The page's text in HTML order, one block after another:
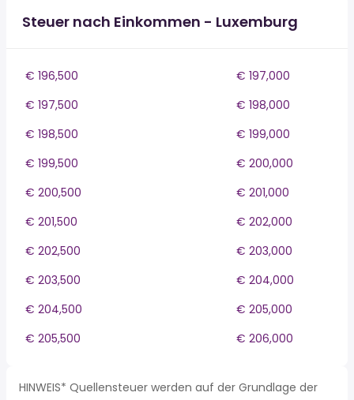
Steuer nach Einkommen - Luxemburg
€ 196,500
€ 197,000
€ 197,500
€ 198,000
€ 198,500
€ 199,000
€ 199,500
€ 200,000
€ 200,500
€ 201,000
€ 201,500
€ 202,000
€ 202,500
€ 203,000
€ 203,500
€ 204,000
€ 204,500
€ 205,000
€ 205,500
€ 206,000
HINWEIS* Quellensteuer werden auf der Grundlage der